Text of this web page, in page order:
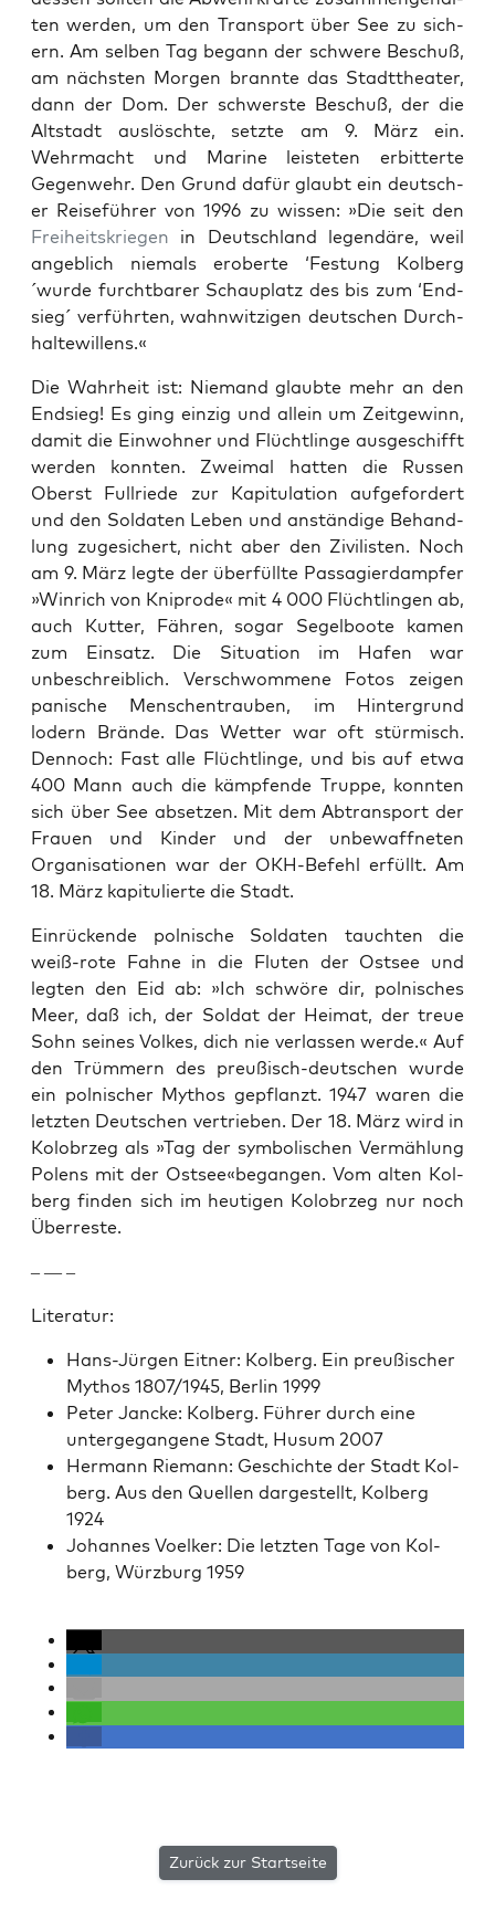
ten wer­den, um den Trans­port über See zu sich­
ern. Am sel­ben Tag begann der schwere Beschuß,
am näch­sten Mor­gen bran­nte das Stadtthe­ater,
dann der Dom. Der schw­er­ste Beschuß, der die
Alt­stadt aus­löschte, set­zte am 9. März ein.
Wehrma­cht und Marine leis­teten erbit­terte
Gegen­wehr. Den Grund dafür glaubt ein deutsch­
er Reise­führer von 1996 zu wis­sen: »Die seit den
Frei­heit­skriegen in Deutsch­land leg­endäre, weil
ange­blich niemals eroberte ‘Fes­tung Kolberg
´wurde furcht­bar­er Schau­platz des bis zum ‘End­
sieg´ ver­führten, wah­n­witzi­gen deutschen Durch­
hal­tewil­lens.«
Die Wahrheit ist: Nie­mand glaubte mehr an den
End­sieg! Es ging einzig und allein um Zeit­gewinn,
damit die Ein­wohn­er und Flüchtlinge aus­geschifft
wer­den kon­nten. Zweimal hat­ten die Russen
Oberst Full­riede zur Kapit­u­la­tion aufge­fordert
und den Sol­dat­en Leben und anständi­ge Behand­
lung zugesichert, nicht aber den Zivilis­ten. Noch
am 9. März legte der über­füllte Pas­sagier­dampfer
»Win­rich von Kniprode« mit 4 000 Flüchtlin­gen ab,
auch Kut­ter, Fähren, sog­ar Segel­boote kamen
zum Ein­satz. Die Sit­u­a­tion im Hafen war
unbeschreib­lich. Ver­schwommene Fotos zeigen
panis­che Men­schen­trauben, im Hin­ter­grund
lodern Brände. Das Wet­ter war oft stür­misch.
Den­noch: Fast alle Flüchtlinge, und bis auf etwa
400 Mann auch die kämpfende Truppe, kon­nten
sich über See abset­zen. Mit dem Abtrans­port der
Frauen und Kinder und der unbe­waffneten
Organ­i­sa­tio­nen war der OKH-Befehl erfüllt. Am
18. März kapit­ulierte die Stadt.
Ein­rück­ende pol­nis­che Sol­dat­en taucht­en die
weiß-rote Fahne in die Fluten der Ost­see und
legten den Eid ab: »Ich schwöre dir, pol­nis­ches
Meer, daß ich, der Sol­dat der Heimat, der treue
Sohn seines Volkes, dich nie ver­lassen werde.« Auf
den Trüm­mern des preußisch-deutschen wurde
ein pol­nis­ch­er Mythos gepflanzt. 1947 waren die
let­zten Deutschen ver­trieben. Der 18. März wird in
Kolobrzeg als »Tag der sym­bol­is­chen Ver­mäh­lung
Polens mit der Ostsee«begangen. Vom alten Kol­
berg find­en sich im heuti­gen Kolobrzeg nur noch
Über­reste.
– — –
Lit­er­atur:
Hans-Jür­gen Eit­ner: Kol­berg. Ein preußis­ch­er
Mythos 1807/1945, Berlin 1999
Peter Jancke: Kol­berg. Führer durch eine
unterge­gan­gene Stadt, Husum 2007
Her­mann Rie­mann: Geschichte der Stadt Kol­
berg. Aus den Quellen dargestellt, Kol­berg
1924
Johannes Voelk­er: Die let­zten Tage von Kol­
berg, Würzburg 1959
Zurück zur Startseite